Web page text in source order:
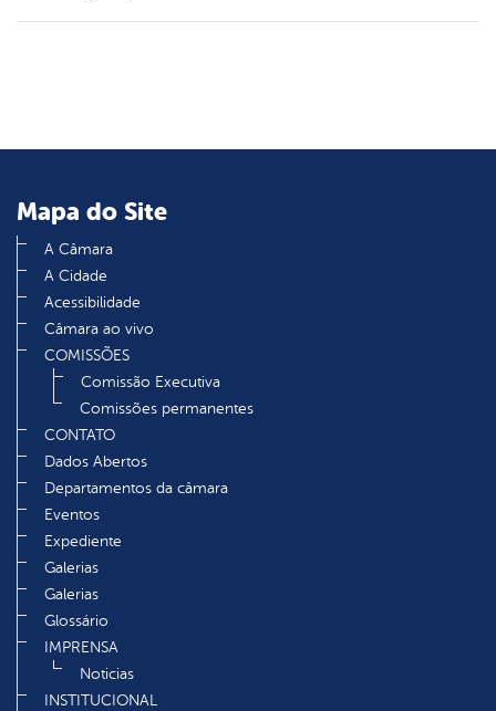
Mapa do Site
A Câmara
A Cidade
Acessibilidade
Câmara ao vivo
COMISSÕES
Comissão Executiva
Comissões permanentes
CONTATO
Dados Abertos
Departamentos da câmara
Eventos
Expediente
Galerias
Galerias
Glossário
IMPRENSA
Noticias
INSTITUCIONAL